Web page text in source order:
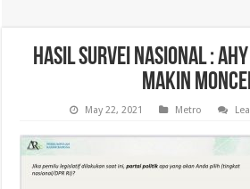
Hasil Survei Nasional :
Makin
May 22, 2021 Metro